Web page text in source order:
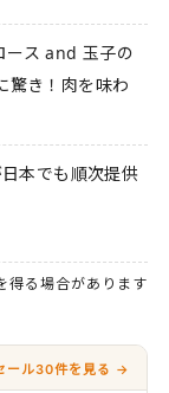
ース and 玉子の
驚き！肉を味わ
本でも順次提供
得る場合があります
ール30件を見る →